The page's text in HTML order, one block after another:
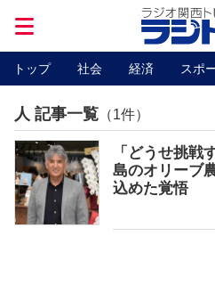
トップ 社会 経済 スポ
人 記事一覧 （1件）
「どうせ挑
島のオリーブ
込めた覚悟